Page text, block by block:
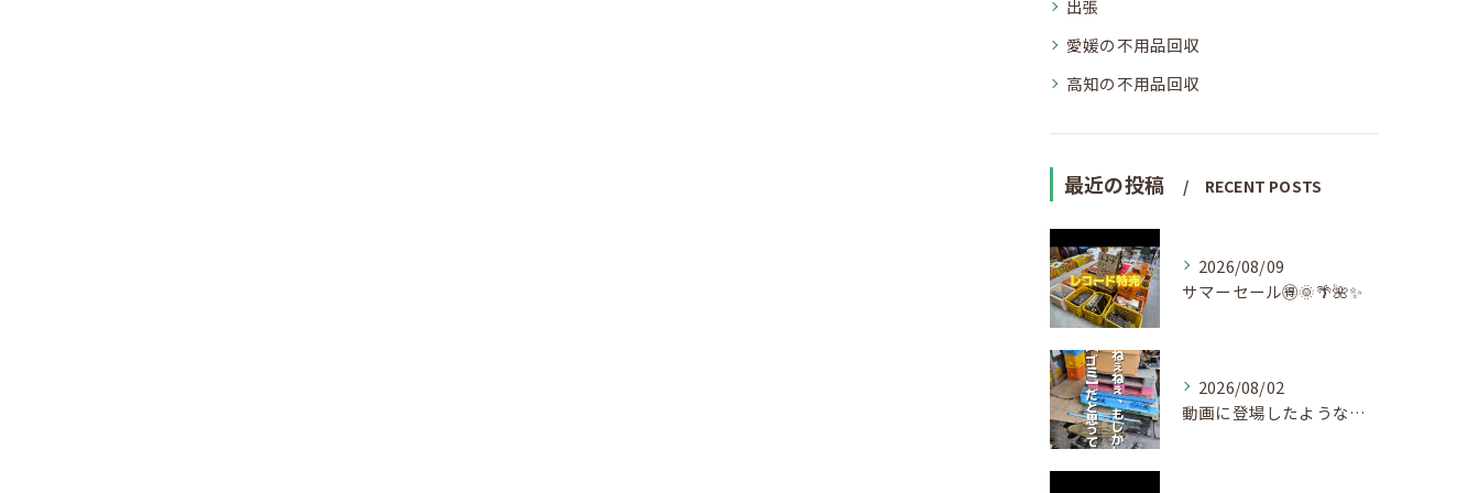
出張
愛媛の不用品回収
高知の不用品回収
最近の投稿 RECENT POSTS
2026/08/09
サマーセール🉐🌞🌴🌺✨
2026/08/02
動画に登場したような…